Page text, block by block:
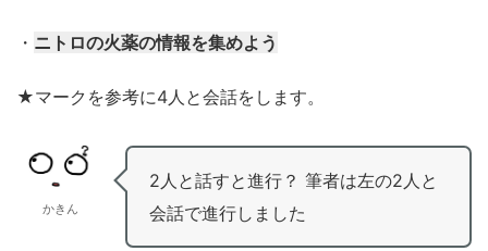
・ ニトロの火薬の情報を集めよう
★マークを参考に4人と会話をします。
かきん
2人と話すと進行？ 筆者は左の2人と
会話で進行しました